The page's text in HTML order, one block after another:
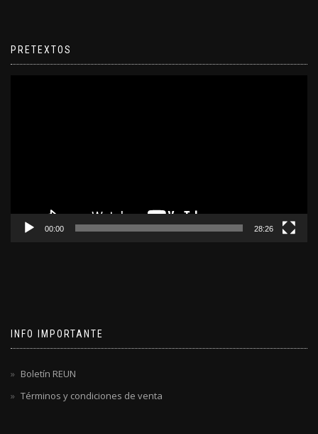
PRETEXTOS
00:00 28:26
INFO IMPORTANTE
Boletín REUN
Términos y condiciones de venta